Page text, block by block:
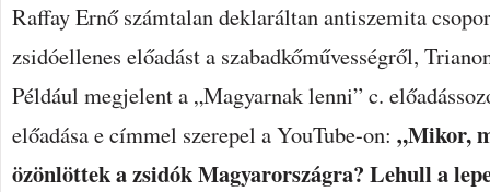
Raffay Ernő számtalan deklaráltan antiszemita
zsidóellenes előadást a szabadkőművességről,
Például megjelent a „Magyarnak lenni” c.
előadása e címmel szerepel a YouTube-on: „Mikor,
özönlöttek a zsidók Magyarországra? Lehull a